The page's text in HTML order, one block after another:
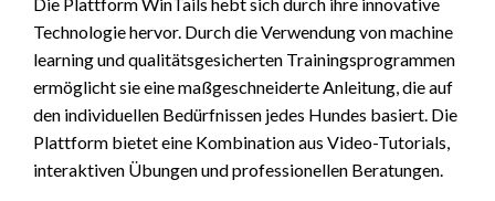
Technologie hervor. Durch die Verwendung von machine
learning und qualitätsgesicherten Trainingsprogrammen
ermöglicht sie eine maßgeschneiderte Anleitung, die auf
den individuellen Bedürfnissen jedes Hundes basiert. Die
Plattform bietet eine Kombination aus Video-Tutorials,
interaktiven Übungen und professionellen Beratungen.